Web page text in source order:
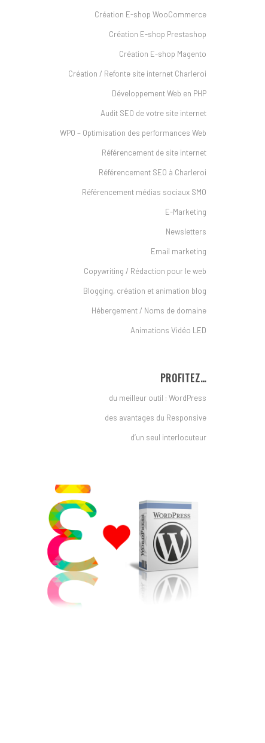
Création E-shop WooCommerce
Création E-shop Prestashop
Création E-shop Magento
Création / Refonte site internet Charleroi
Développement Web en PHP
Audit SEO de votre site internet
WPO – Optimisation des performances Web
Référencement de site internet
Référencement SEO à Charleroi
Référencement médias sociaux SMO
E-Marketing
Newsletters
Email marketing
Copywriting / Rédaction pour le web
Blogging, création et animation blog
Hébergement / Noms de domaine
Animations Vidéo LED
PROFITEZ…
du meilleur outil : WordPress
des avantages du Responsive
d’un seul interlocuteur